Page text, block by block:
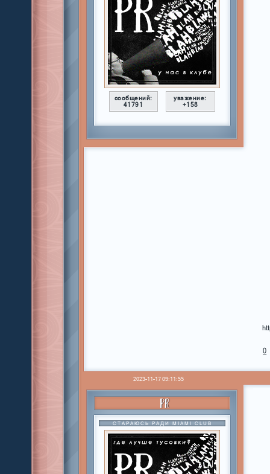
сообщений:
41791
уважение:
+158
0
2023-11-17 09:11:55
PR
СТАРАЮСЬ РАДИ MIAMI CLUB